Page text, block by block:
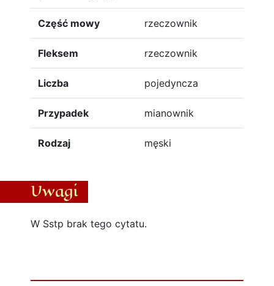
Część mowy rzeczownik
Fleksem rzeczownik
Liczba pojedyncza
Przypadek mianownik
Rodzaj męski
Uwagi
W Sstp brak tego cytatu.